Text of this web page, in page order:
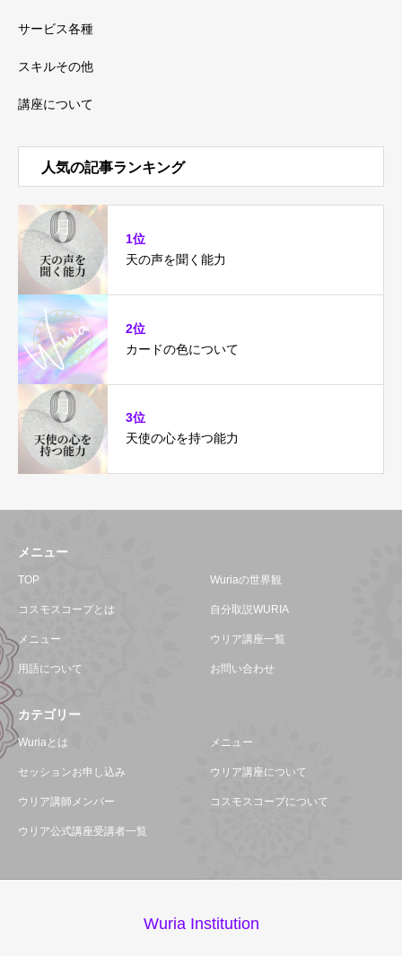
サービス各種
スキルその他
講座について
人気の記事ランキング
1位
天の声を聞く能力
2位
カードの色について
3位
天使の心を持つ能力
メニュー
TOP Wuriaの世界観
コスモスコープとは 自分取説WURIA
メニュー ウリア講座一覧
用語について お問い合わせ
カテゴリー
Wuriaとは メニュー
セッションお申し込み ウリア講座について
ウリア講師メンバー コスモスコープについて
ウリア公式講座受講者一覧
Wuria Institution